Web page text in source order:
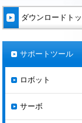
ダウンロードト
サポートツール
ロボット
サーボ